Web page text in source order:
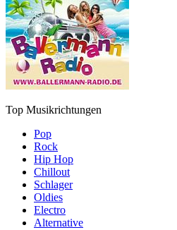
Top Musikrichtungen
Pop
Rock
Hip Hop
Chillout
Schlager
Oldies
Electro
Alternative